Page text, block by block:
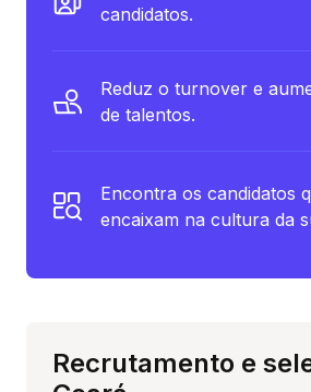
candidatos.
Reduz o turnover e
de talentos.
Encontra os candidatos
encaixam na cultura da
Recrutamento e